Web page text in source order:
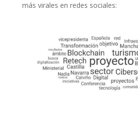
más virales en redes sociales: